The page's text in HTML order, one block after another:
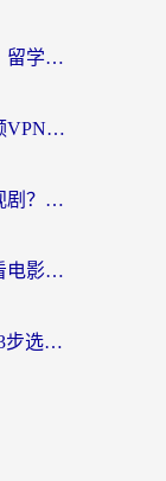
在国外怎么看国内的电视剧免费？留学生亲测有效的回国加速器选择指南
海外党必看：如何选对看国内视频VPN，轻松解决12123登录难题？
在国外手机用什么软件看国内电视剧？海外党亲测的实用指南
爱奇艺海外能看吗？海外党追剧看电影的终极回国加速器指南
国外打不开国内的app怎么办理？3步选对加速器，刷剧办业务都不愁